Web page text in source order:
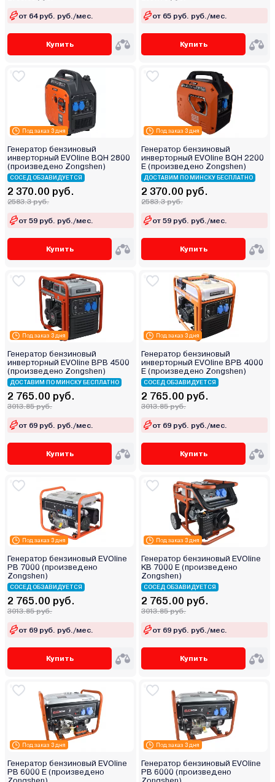
от 64 руб. руб./мес.
Купить
от 65 руб. руб./мес.
Купить
Под заказ 3 дня
Генератор бензиновый
инверторный EVOline BQH 2800
(произведено Zongshen)
СОСЕД ОБЗАВИДУЕТСЯ
2 370.00 руб.
2583.3 руб.
от 59 руб. руб./мес.
Купить
Под заказ 3 дня
Генератор бензиновый
инверторный EVOline BQH 2200
E (произведено Zongshen)
ДОСТАВИМ ПО МИНСКУ БЕСПЛАТНО
2 370.00 руб.
2583.3 руб.
от 59 руб. руб./мес.
Купить
Под заказ 3 дня
Генератор бензиновый
инверторный EVOline BPB 4500
(произведено Zongshen)
ДОСТАВИМ ПО МИНСКУ БЕСПЛАТНО
2 765.00 руб.
3013.85 руб.
от 69 руб. руб./мес.
Купить
Под заказ 3 дня
Генератор бензиновый
инверторный EVOline BPB 4000
E (произведено Zongshen)
СОСЕД ОБЗАВИДУЕТСЯ
2 765.00 руб.
3013.85 руб.
от 69 руб. руб./мес.
Купить
Под заказ 3 дня
Генератор бензиновый EVOline
PB 7000 (произведено
Zongshen)
СОСЕД ОБЗАВИДУЕТСЯ
2 765.00 руб.
3013.85 руб.
от 69 руб. руб./мес.
Купить
Под заказ 3 дня
Генератор бензиновый EVOline
KB 7000 E (произведено
Zongshen)
СОСЕД ОБЗАВИДУЕТСЯ
2 765.00 руб.
3013.85 руб.
от 69 руб. руб./мес.
Купить
Под заказ 3 дня
Генератор бензиновый EVOline
PB 6000 E (произведено
Под заказ 3 дня
Генератор бензиновый EVOline
PB 6000 (произведено